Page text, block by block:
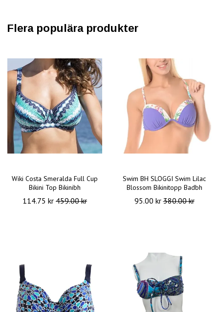
Flera populära produkter
Wiki Costa Smeralda Full Cup
Bikini Top Bikinibh
114.75 kr 459.00 kr
Swim BH SLOGGI Swim Lilac
Blossom Bikinitopp Badbh
95.00 kr380.00 kr